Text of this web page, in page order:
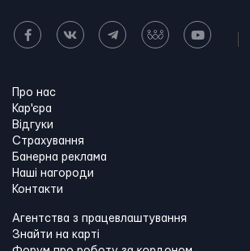
Про нас
Кар'єра
Відгуки
Страхування
Банерна реклама
Наші нагороди
Контакти
Агентства з працевлаштування
Знайти на карті